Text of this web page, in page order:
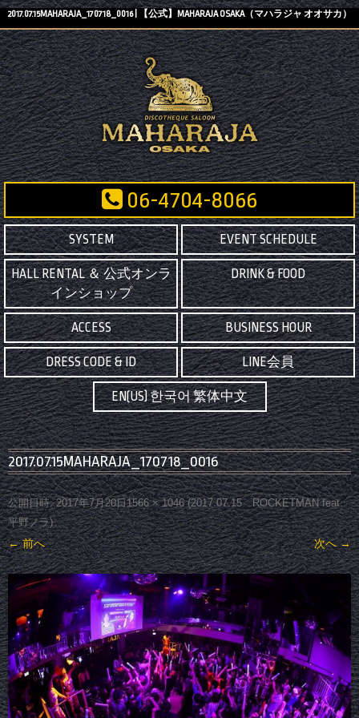
2017.07.15MAHARAJA_170718_0016 | 【公式】MAHARAJA OSAKA（マハラジャ オオサカ）
06-4704-8066
SYSTEM EVENT SCHEDULE
HALL RENTAL ＆ 公式オンラ
インショップ
DRINK & FOOD
ACCESS BUSINESS HOUR
DRESS CODE & ID LINE会員
EN(US) 한국어 繁体中文
2017.07.15MAHARAJA_170718_0016
公開日時: 2017年7月20日1566 × 1046(2017.07.15 ROCKETMAN feat.
平野ノラ)
← 前へ 次へ →